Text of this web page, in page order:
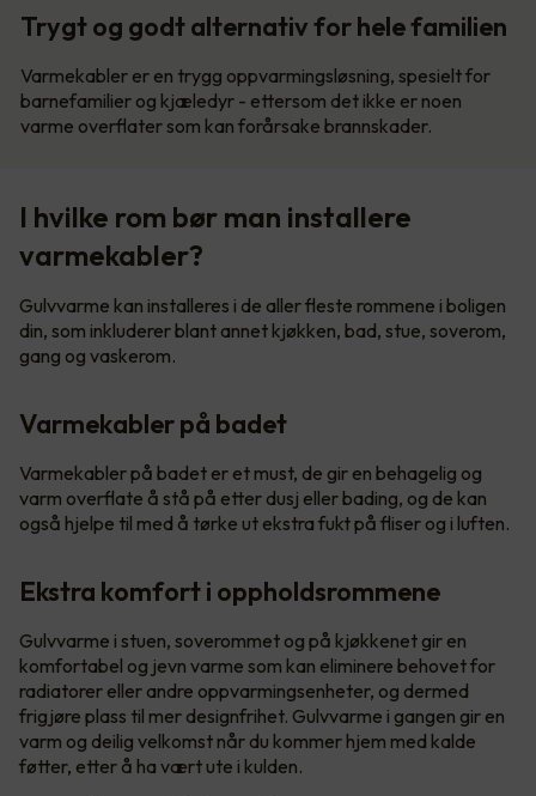
Trygt og godt alternativ for hele familien
Varmekabler er en trygg oppvarmingsløsning, spesielt for
barnefamilier og kjæledyr - ettersom det ikke er noen
varme overflater som kan forårsake brannskader.
I hvilke rom bør man installere
varmekabler?
Gulvvarme kan installeres i de aller fleste rommene i boligen
din, som inkluderer blant annet kjøkken, bad, stue, soverom,
gang og vaskerom.
Varmekabler på badet
Varmekabler på badet er et must, de gir en behagelig og
varm overflate å stå på etter dusj eller bading, og de kan
også hjelpe til med å tørke ut ekstra fukt på fliser og i luften.
Ekstra komfort i oppholdsrommene
Gulvvarme i stuen, soverommet og på kjøkkenet gir en
komfortabel og jevn varme som kan eliminere behovet for
radiatorer eller andre oppvarmingsenheter, og dermed
frigjøre plass til mer designfrihet. Gulvvarme i gangen gir en
varm og deilig velkomst når du kommer hjem med kalde
føtter, etter å ha vært ute i kulden.